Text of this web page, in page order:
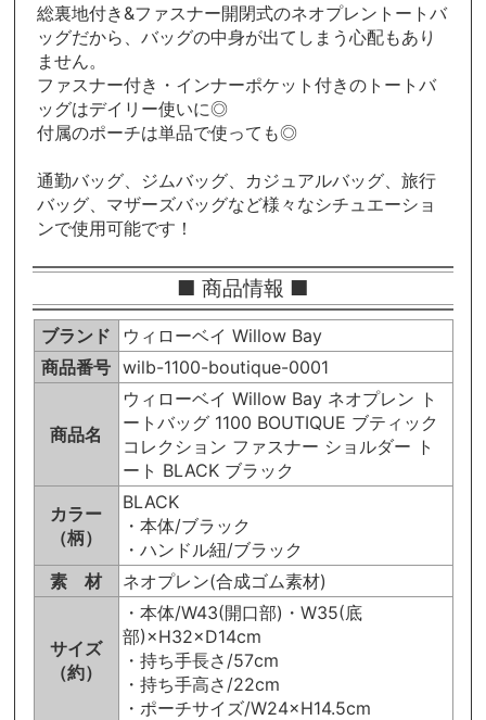
総裏地付き&ファスナー開閉式のネオプレントートバ
ッグだから、バッグの中身が出てしまう心配もあり
ません。
ファスナー付き・インナーポケット付きのトートバ
ッグはデイリー使いに◎
付属のポーチは単品で使っても◎
通勤バッグ、ジムバッグ、カジュアルバッグ、旅行
バッグ、マザーズバッグなど様々なシチュエーショ
ンで使用可能です！
■ 商品情報 ■
ブランド
ウィローベイ Willow Bay
商品番号 wilb-1100-boutique-0001
商品名
ウィローベイ Willow Bay ネオプレン ト
ートバッグ 1100 BOUTIQUE ブティック
コレクション ファスナー ショルダー ト
ート BLACK ブラック
カラー
（柄）
BLACK
・本体/ブラック
・ハンドル紐/ブラック
素 材
ネオプレン(合成ゴム素材)
サイズ
（約）
・本体/W43(開口部)・W35(底
部)×H32×D14cm
・持ち手長さ/57cm
・持ち手高さ/22cm
・ポーチサイズ/W24×H14.5cm